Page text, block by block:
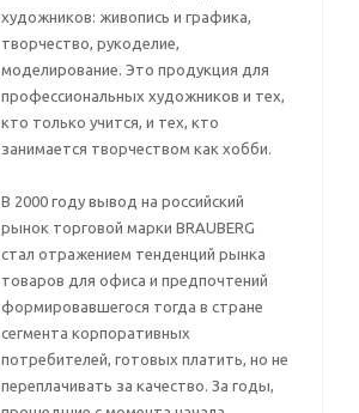
художников: живопись и графика,
творчество, рукоделие,
моделирование. Это продукция для
профессиональных художников и тех,
кто только учится, и тех, кто
занимается творчеством как хобби.
В 2000 году вывод на российский
рынок торговой марки BRAUBERG
стал отражением тенденций рынка
товаров для офиса и предпочтений
формировавшегося тогда в стране
сегмента корпоративных
потребителей, готовых платить, но не
переплачивать за качество. За годы,